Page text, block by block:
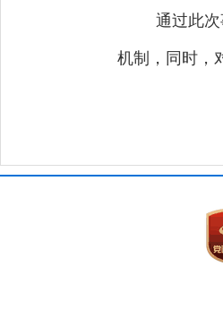
通过此
机制，同时，